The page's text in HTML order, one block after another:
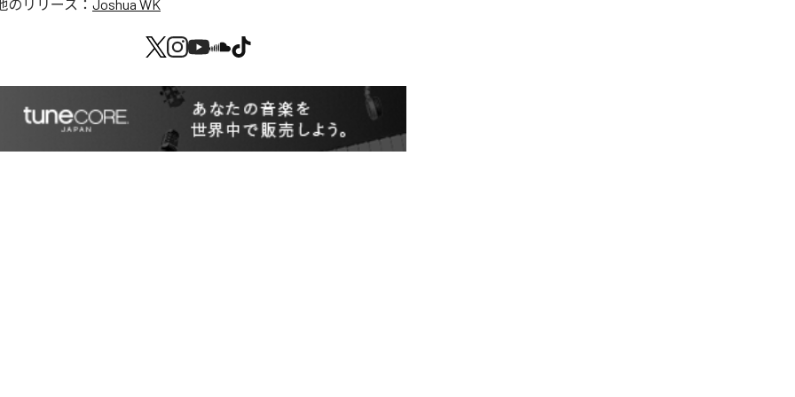
のリリース： Joshua WK